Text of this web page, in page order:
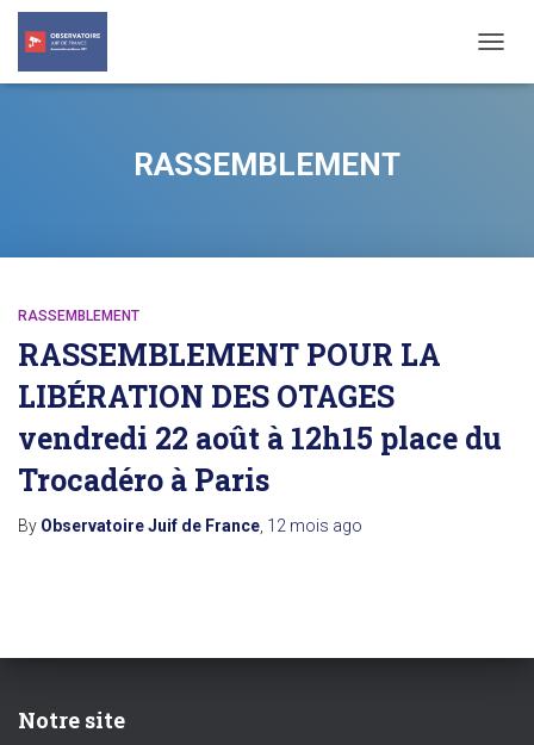
RASSEMBLEMENT
RASSEMBLEMENT
RASSEMBLEMENT POUR LA
LIBÉRATION DES OTAGES
vendredi 22 août à 12h15 place du
Trocadéro à Paris
By Observatoire Juif de France 12 mois ago
Notre site